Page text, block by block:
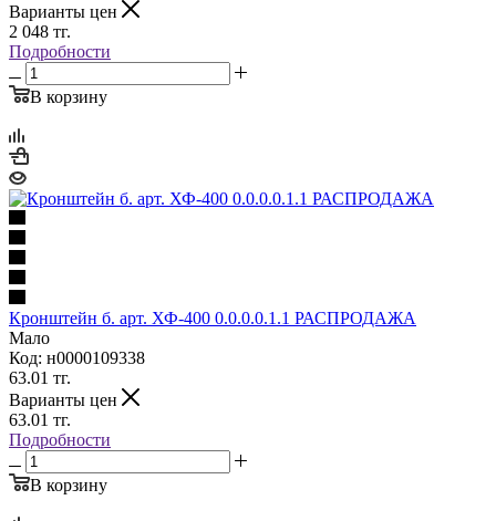
Варианты цен
2 048 тг.
Подробности
В корзину
Кронштейн б. арт. ХФ-400 0.0.0.0.1.1 РАСПРОДАЖА
Мало
Код: н0000109338
63.01 тг.
Варианты цен
63.01 тг.
Подробности
В корзину